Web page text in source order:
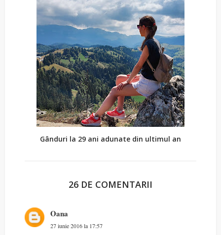
Gânduri la 29 ani adunate din ultimul an
26 DE COMENTARII
Oana
27 iunie 2016 la 17:57